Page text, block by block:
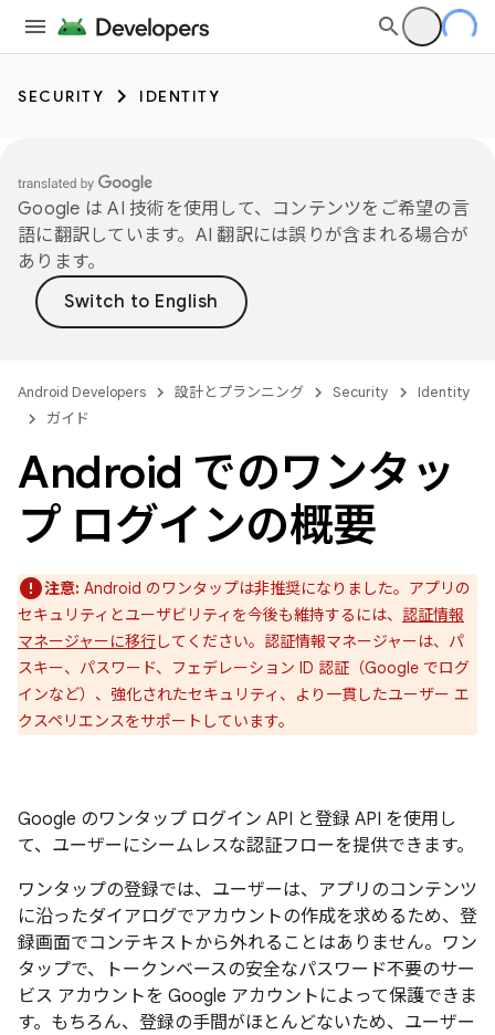
SECURITY IDENTITY
Google は AI 技術を使用して、コンテンツをご希望の言
語に翻訳しています。AI 翻訳には誤りが含まれる場合が
あります。
Android Developers 設計とプランニング Security
Identity
ガイド
Android でのワンタッ
プ ログインの概要
注意: Android のワンタップは非推奨になりました。アプリの
セキュリティとユーザビリティを今後も維持するには、 認証情報
マネージャーに移行してください。認証情報マネージャーは、パ
スキー、パスワード、フェデレーション ID 認証（Google でログ
インなど）、強化されたセキュリティ、より一貫したユーザー エ
クスペリエンスをサポートしています。
Google のワンタップ ログイン API と登録 API を使用し
て、ユーザーにシームレスな認証フローを提供できます。
ワンタップの登録では、ユーザーは、アプリのコンテンツ
に沿ったダイアログでアカウントの作成を求めるため、登
録画面でコンテキストから外れることはありません。ワン
タップで、トークンベースの安全なパスワード不要のサー
ビス アカウントを Google アカウントによって保護できま
す。もちろん、登録の手間がほとんどないため、ユーザー